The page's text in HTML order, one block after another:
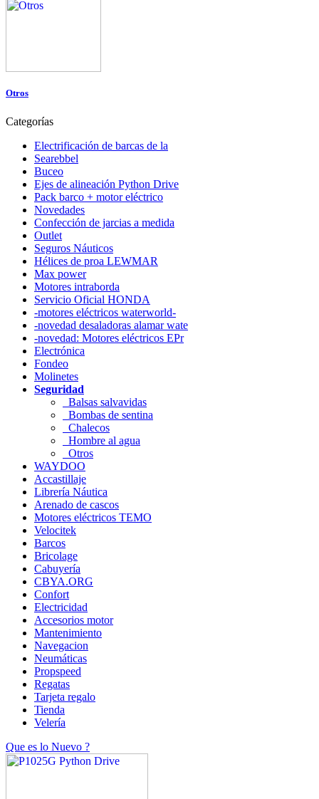
Otros
Categorías
Electrificación de barcas de la
Searebbel
Buceo
Ejes de alineación Python Drive
Pack barco + motor eléctrico
Novedades
Confección de jarcias a medida
Outlet
Seguros Náuticos
Hélices de proa LEWMAR
Max power
Motores intraborda
Servicio Oficial HONDA
-motores eléctricos waterworld-
-novedad desaladoras alamar wate
-novedad: Motores eléctricos EPr
Electrónica
Fondeo
Molinetes
Seguridad
Balsas salvavidas
Bombas de sentina
Chalecos
Hombre al agua
Otros
WAYDOO
Accastillaje
Librería Náutica
Arenado de cascos
Motores eléctricos TEMO
Velocitek
Barcos
Bricolage
Cabuyería
CBYA.ORG
Confort
Electricidad
Accesorios motor
Mantenimiento
Navegacion
Neumáticas
Propspeed
Regatas
Tarjeta regalo
Tienda
Velería
Que es lo Nuevo ?